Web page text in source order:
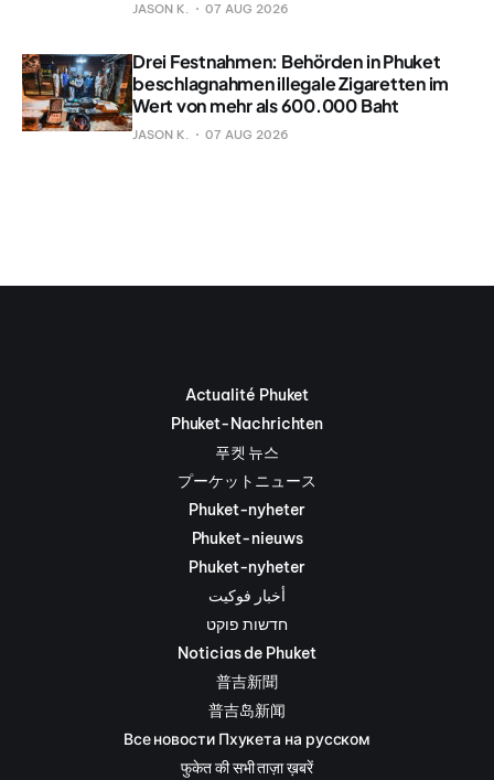
JASON K. 07 AUG 2026
Drei Festnahmen: Behörden in Phuket
beschlagnahmen illegale Zigaretten im
Wert von mehr als 600.000 Baht
JASON K. 07 AUG 2026
Actualité Phuket
Phuket-Nachrichten
푸켓 뉴스
プーケットニュース
Phuket-nyheter
Phuket-nieuws
Phuket-nyheter
أخبار فوكيت
חדשות פוקט
Noticias de Phuket
普吉新聞
普吉岛新闻
Все новости Пхукета на русском
फुकेत की सभी ताज़ा ख़बरें